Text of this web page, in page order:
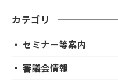
カテゴリ
・ セミナー等案内
・ 審議会情報